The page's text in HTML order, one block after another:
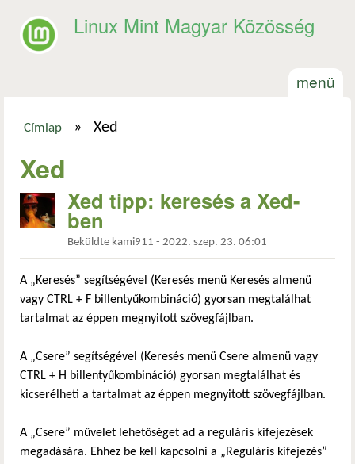
Linux Mint Magyar Közösség
menü
Címlap » Xed
Xed
Xed tipp: keresés a Xed-
ben
Beküldte kami911 - 2022. szep. 23. 06:01
A „Keresés” segítségével (Keresés menü Keresés almenü
vagy CTRL + F billentyűkombináció) gyorsan megtalálhat
tartalmat az éppen megnyitott szövegfájlban.
A „Csere” segítségével (Keresés menü Csere almenü vagy
CTRL + H billentyűkombináció) gyorsan megtalálhat és
kicserélheti a tartalmat az éppen megnyitott szövegfájlban.
A „Csere” művelet lehetőséget ad a reguláris kifejezések
megadására. Ehhez be kell kapcsolni a „Reguláris kifejezés”